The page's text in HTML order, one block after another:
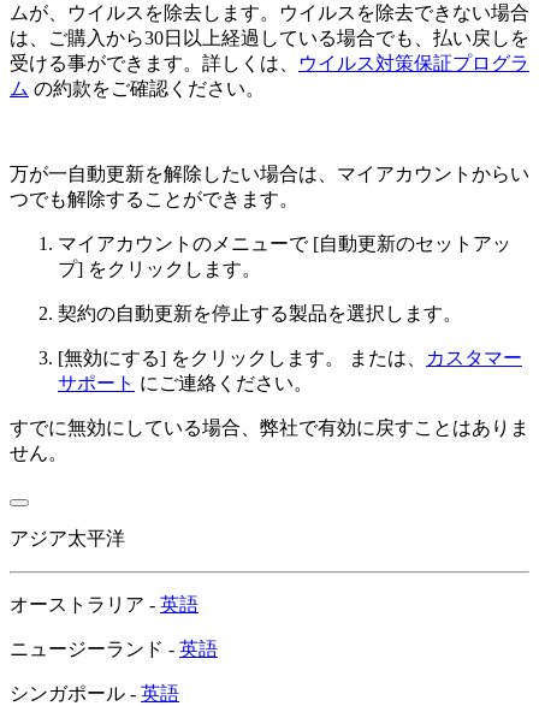
ムが、ウイルスを除去します。ウイルスを除去できない場合
は、ご購入から30日以上経過している場合でも、払い戻しを
受ける事ができます。詳しくは、
ウイルス対策保証プログラ
ム の約款をご確認ください。
万が一自動更新を解除したい場合は、マイアカウントからい
つでも解除することができます。
マイアカウントのメニューで [自動更新のセットアッ
プ] をクリックします。
契約の自動更新を停止する製品を選択します。
[無効にする] をクリックします。 または、
カスタマー
サポート にご連絡ください。
すでに無効にしている場合、弊社で有効に戻すことはありま
せん。
アジア太平洋
オーストラリア - 英語
ニュージーランド - 英語
シンガポール - 英語